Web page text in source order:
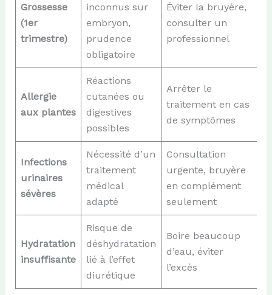
Grossesse
(1er
trimestre)
inconnus sur
embryon,
prudence
obligatoire
Éviter la bruyère,
consulter un
professionnel
Allergie
aux plantes
Réactions
cutanées ou
digestives
possibles
Arrêter le
traitement en cas
de symptômes
Infections
urinaires
sévères
Nécessité d’un
traitement
médical
adapté
Consultation
urgente, bruyère
en complément
seulement
Hydratation
insuffisante
Risque de
déshydratation
lié à l’effet
diurétique
Boire beaucoup
d’eau, éviter
l’excès